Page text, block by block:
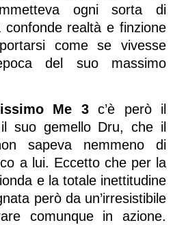
ogni sorta di
realtà e finzione
come se vivesse
del suo massimo
Me 3c’è però il
suo gemello Dru, che il
sapeva nemmeno di
a lui. Eccetto che per la
e la totale inettitudine
però da un’irresistibile
comunque in azione.